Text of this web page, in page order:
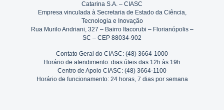
Catarina S.A. – CIASC
Empresa vinculada à Secretaria de Estado da Ciência,
Tecnologia e Inovação
Rua Murilo Andriani, 327 – Bairro Itacorubi – Florianópolis –
SC – CEP 88034-902
Contato Geral do CIASC: (48) 3664-1000
Horário de atendimento: dias úteis das 12h às 19h
Centro de Apoio CIASC: (48) 3664-1100
Horário de funcionamento: 24 horas, 7 dias por semana